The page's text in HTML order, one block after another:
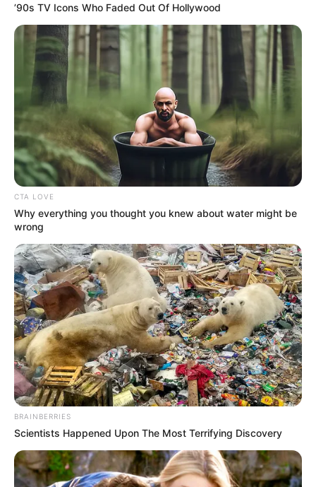
’90s TV Icons Who Faded Out Of Hollywood
CTA LOVE
Why everything you thought you knew about water might be
wrong
BRAINBERRIES
Scientists Happened Upon The Most Terrifying Discovery